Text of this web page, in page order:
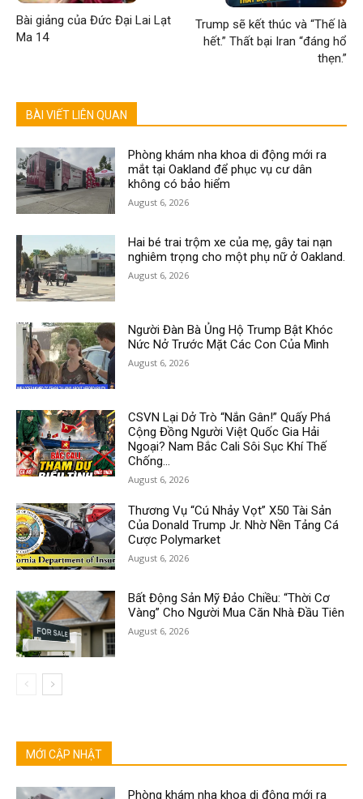
Bài giảng của Đức Đại Lai Lạt
Ma 14
Trump sẽ kết thúc và “Thế là
hết.” Thất bại Iran “đáng hổ
thẹn.”
BÀI VIẾT LIÊN QUAN
Phòng khám nha khoa di động mới ra
mắt tại Oakland để phục vụ cư dân
không có bảo hiểm
August 6, 2026
Hai bé trai trộm xe của mẹ, gây tai nạn
nghiêm trọng cho một phụ nữ ở Oakland.
August 6, 2026
Người Đàn Bà Ủng Hộ Trump Bật Khóc
Nức Nở Trước Mặt Các Con Của Mình
August 6, 2026
CSVN Lại Dở Trò “Nắn Gân!” Quấy Phá
Cộng Đồng Người Việt Quốc Gia Hải
Ngoại? Nam Bắc Cali Sôi Sục Khí Thế
Chống...
August 6, 2026
Thương Vụ “Cú Nhảy Vọt” X50 Tài Sản
Của Donald Trump Jr. Nhờ Nền Tảng Cá
Cược Polymarket
August 6, 2026
Bất Động Sản Mỹ Đảo Chiều: “Thời Cơ
Vàng” Cho Người Mua Căn Nhà Đầu Tiên
August 6, 2026
MỚI CẬP NHẬT
Phòng khám nha khoa di động mới ra